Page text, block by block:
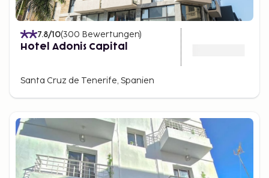
7.8/10(300 Bewertungen)
Hotel Adonis Capital
Santa Cruz de Tenerife, Spanien